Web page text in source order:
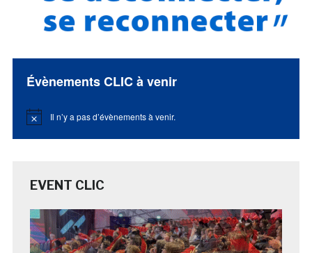
Évènements CLIC à venir
Notice Il n’y a pas d’évènements à venir.
EVENT CLIC